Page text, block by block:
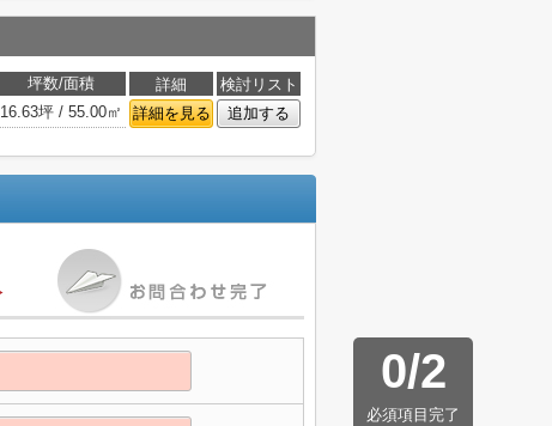
坪数/面積 詳細
検討リスト
16.63坪 / 55.00㎡ 詳細を見る 追加する
0/2
必須項目完了